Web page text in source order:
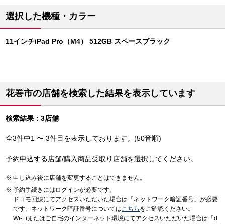
選択した機種・カラー
11インチiPad Pro（M4） 512GB スペースブラック
花巻市の店舗を検索した結果を表示しています
検索結果：3店舗
全3件中1 〜 3件目を表示しております。(50音順)
予約申込する店舗/購入商品受取り店舗を選択してください。
申し込み後に店舗を変更することはできません。
予約手続きにはログインが必要です。
ドコモ回線にてアクセスいただいた場合は「ネットワーク暗証番号」が必要
です。ネットワーク暗証番号についてはこちら をご確認ください。
Wi-Fiまたはご自宅のインターネット環境にてアクセスいただいた場合は「d